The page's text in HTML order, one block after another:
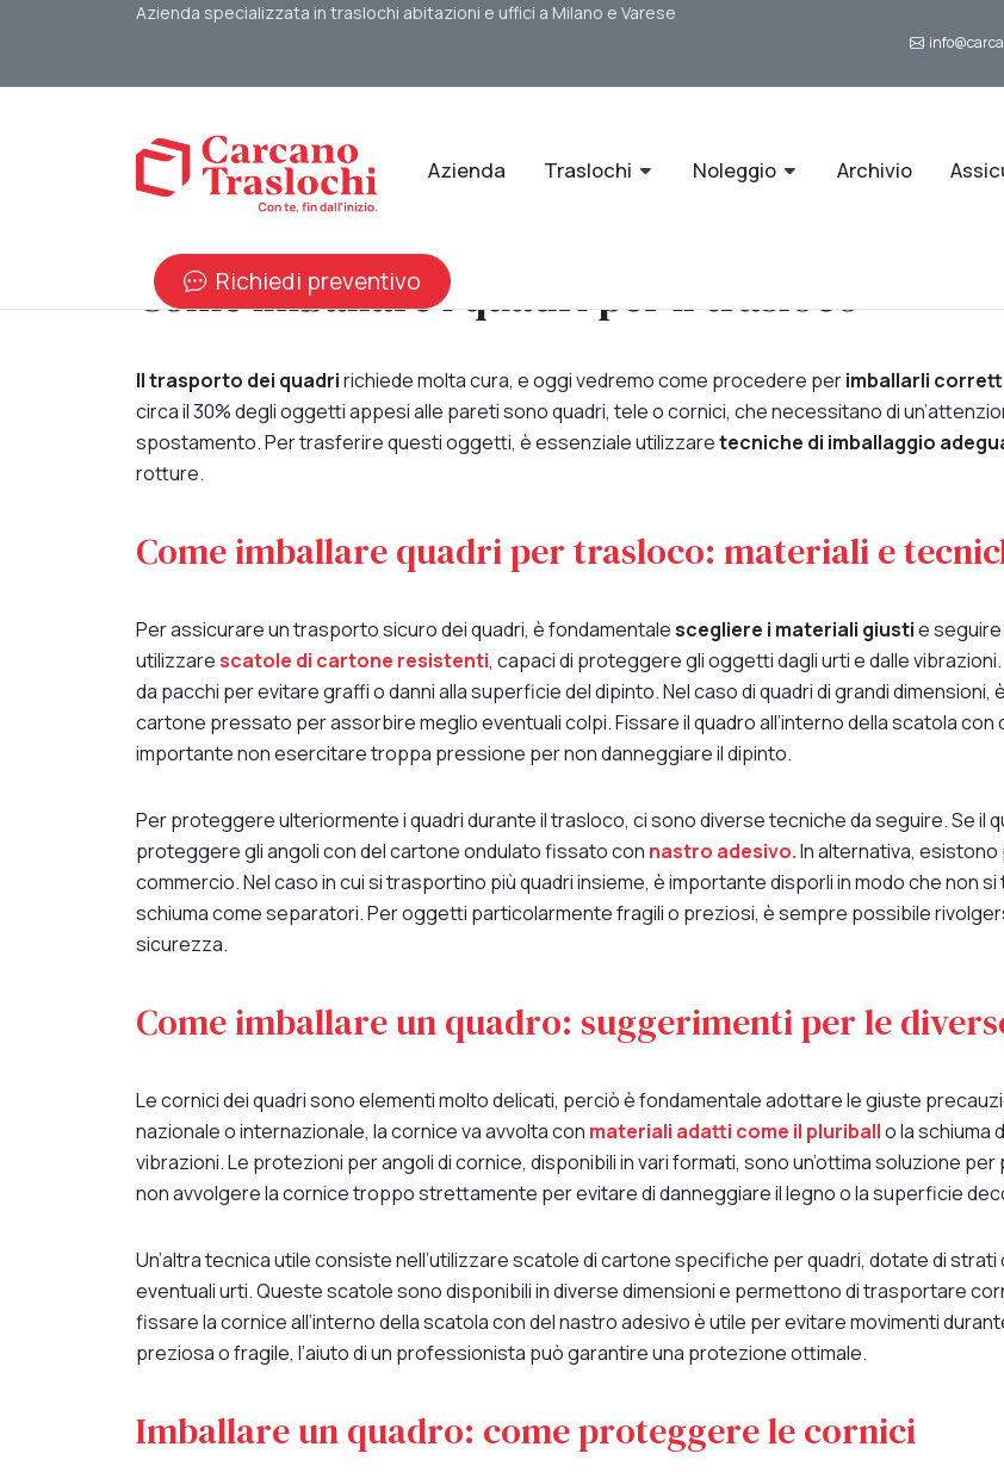
Azienda specializzata in traslochi abitazioni e uffici a Milano e Varese
Richiedi preventivo
Azienda Traslochi Noleggio Archivio
Come imballare i quadri per il trasloco
Il trasporto dei quadririchiede molta cura, e oggi vedremo come procedere perimballarli
circa il 30% degli oggetti appesi alle pareti sono quadri, tele o cornici, che necessitano di
spostamento. Per trasferire questi oggetti, è essenziale utilizzaretecniche di imballaggio
rotture.
Come imballare quadri per trasloco: materiali e
Per assicurare un trasporto sicuro dei quadri, è fondamentalescegliere i materiali giustie
utilizzarescatole di cartone resistenti, capaci di proteggere gli oggetti dagli urti e dalle
da pacchi per evitare graffi o danni alla superficie del dipinto. Nel caso di quadri di grandi
cartone pressato per assorbire meglio eventuali colpi. Fissare il quadro all’interno della scatola con
importante non esercitare troppa pressione per non danneggiare il dipinto.
Per proteggere ulteriormente i quadri durante il trasloco, ci sono diverse tecniche da seguire. Se il
proteggere gli angoli con del cartone ondulato fissato con nastro adesivo.In alternativa,
commercio. Nel caso in cui si trasportino più quadri insieme, è importante disporli in modo che non
schiuma come separatori. Per oggetti particolarmente fragili o preziosi, è sempre possibile
sicurezza.
Come imballare un quadro: suggerimenti per le
Le cornici dei quadri sono elementi molto delicati, perciò è fondamentale adottare le giuste
nazionale o internazionale, la cornice va avvolta con materiali adatti come il pluriballo la schiuma
vibrazioni. Le protezioni per angoli di cornice, disponibili in vari formati, sono un’ottima soluzione
non avvolgere la cornice troppo strettamente per evitare di danneggiare il legno o la superficie
Un’altra tecnica utile consiste nell’utilizzare scatole di cartone specifiche per quadri, dotate di
eventuali urti. Queste scatole sono disponibili in diverse dimensioni e permettono di trasportare
fissare la cornice all’interno della scatola con del nastro adesivo è utile per evitare movimenti
preziosa o fragile, l’aiuto di un professionista può garantire una protezione ottimale.
Imballare un quadro: come proteggere le cornici